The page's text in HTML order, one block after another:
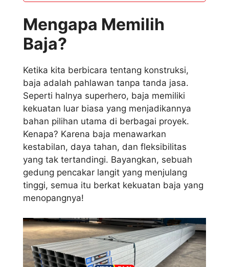
Mengapa Memilih
Baja?
Ketika kita berbicara tentang konstruksi,
baja adalah pahlawan tanpa tanda jasa.
Seperti halnya superhero, baja memiliki
kekuatan luar biasa yang menjadikannya
bahan pilihan utama di berbagai proyek.
Kenapa? Karena baja menawarkan
kestabilan, daya tahan, dan fleksibilitas
yang tak tertandingi. Bayangkan, sebuah
gedung pencakar langit yang menjulang
tinggi, semua itu berkat kekuatan baja yang
menopangnya!